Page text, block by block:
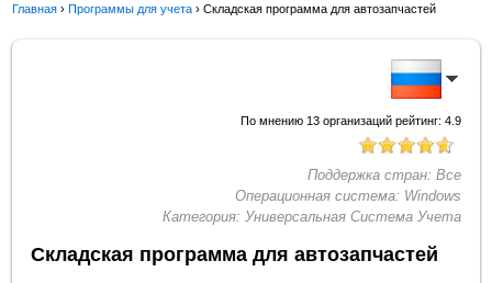
Главная ›Программы для учета ›Складская программа для автозапчастей
По мнению 13организаций рейтинг: 4.9
Поддержка стран: Все
Операционная система: Windows
Категория: Универсальная Система Учета
Складская программа для автозапчастей